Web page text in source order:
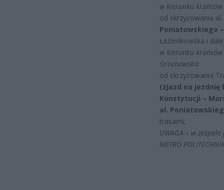
w kierunku
od skrzyżowania
Poniatowskiego
Łazienkowska i
w kierunku krańców
Grochowska:
od skrzyżowania
(zjazd na jezdnię
Konstytucji –
al.
trasami;
UWAGA – w
METRO